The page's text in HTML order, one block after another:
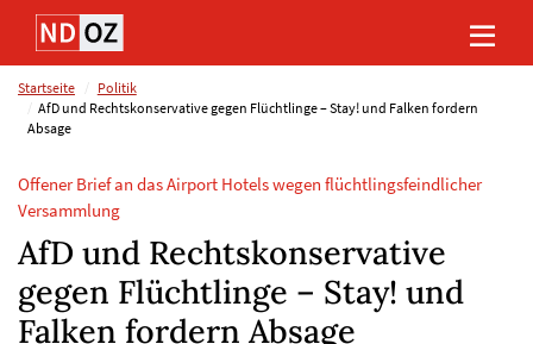
Direkt
Inhalt
(Eingabetaste)
Direkt
Hauptmenu
(Eingabetaste)
Direkt
Suche
(Eingabetaste)
Direkt
Footer
(Eingabetaste)
Startseite
Politik
AfD und Rechtskonservative gegen Flüchtlinge – Stay! und Falken fordern
Absage
Offener Brief an das Airport Hotels wegen flüchtlingsfeindlicher
Versammlung
AfD und Rechtskonservative
gegen Flüchtlinge – Stay! und
Falken fordern Absage